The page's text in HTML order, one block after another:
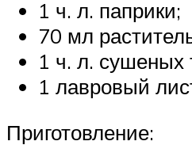
1 ч. л. паприки;
70 мл
1 ч. л. сушеных
1 лавровый
Приготовление: